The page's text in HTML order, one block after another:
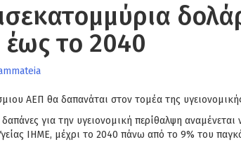
το 2040
ΑΕΠ θα δαπανάται στον τομέα της
για την υγειονομική περίθαλψη
IHME, μέχρι το 2040 πάνω από το 9% του